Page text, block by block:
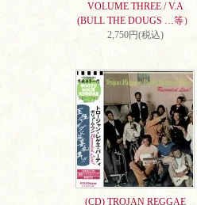
VOLUME THREE / V.A
(BULL THE DOUGS …等）
2,750円(税込)
(CD) TROJAN REGGAE